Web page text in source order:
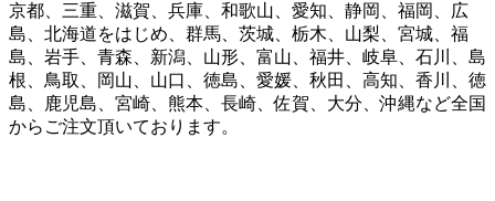
京都、三重、滋賀、兵庫、和歌山、愛知、静岡、福岡、広
島、北海道をはじめ、群馬、茨城、栃木、山梨、宮城、福
島、岩手、青森、新潟、山形、富山、福井、岐阜、石川、島
根、鳥取、岡山、山口、徳島、愛媛、秋田、高知、香川、徳
島、鹿児島、宮崎、熊本、長崎、佐賀、大分、沖縄など全国
からご注文頂いております。